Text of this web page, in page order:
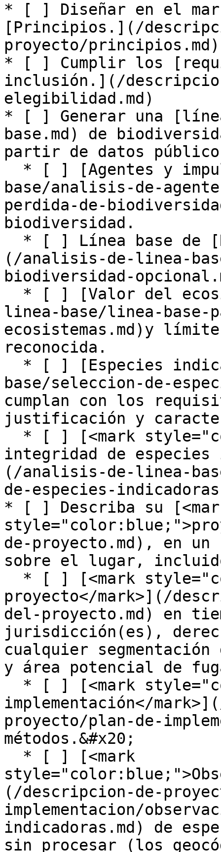
* [ ] Diseñar en el
[Principios.](/
proyecto/principios.md)
* [ ] Cumplir los
inclusión.](/
elegibilidad.md)
* [ ] Generar una
base.md) de
partir de datos
base/analisis-de-
perdida-de-
biodiversidad.
(/analisis-de-linea-
biodiversidad-
linea-base/linea-base-
ecosistemas.md)y
reconocida.
base/seleccion-de-
cumplan con los
justificación y
integridad de especies
(/analisis-de-linea-
de-especies-
* [ ] Describa su
de-proyecto.md), en un
sobre el lugar,
proyecto</mark>](/
del-proyecto.md) en
jurisdicción(es),
cualquier
y área potencial de
implementación</
proyecto/plan-de-
métodos.&#x20;
(/descripcion-de-
implementacion/
indicadoras.md) de
sin procesar (los